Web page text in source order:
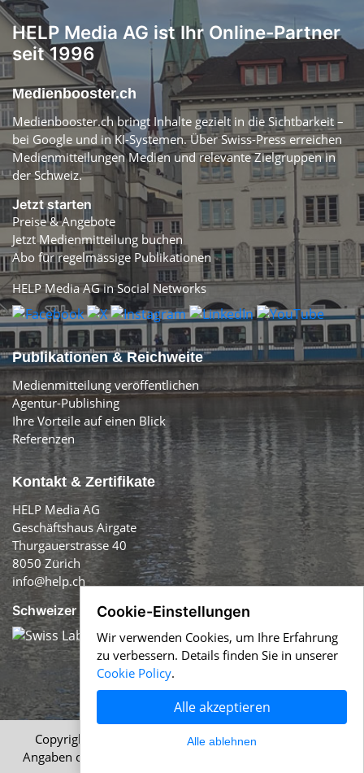
HELP Media AG ist Ihr Online-Partner
seit 1996
Medienbooster.ch
Medienbooster.ch bringt Inhalte gezielt in die Sichtbarkeit –
bei Google und in KI-Systemen. Über Swiss-Press erreichen
Medienmitteilungen Medien und relevante Zielgruppen in
der Schweiz.
Jetzt starten
Preise & Angebote
Jetzt Medienmitteilung buchen
Abo für regelmässige Publikationen
HELP Media AG in Social Networks
Publikationen & Reichweite
Medienmitteilung veröffentlichen
Agentur-Publishing
Ihre Vorteile auf einen Blick
Referenzen
Kontakt & Zertifikate
HELP Media AG
Geschäftshaus Airgate
Thurgauerstrasse 40
8050 Zürich
info@help.ch
Schweizer Qualität:
Copyright © 1996-2026 HELP Media AG, Zürich. Alle
Angaben ohne Gewähr.
Cookie-Einstellungen
Wir verwenden Cookies, um Ihre Erfahrung
zu verbessern. Details finden Sie in unserer
Cookie Policy.
Alle akzeptieren
Alle ablehnen